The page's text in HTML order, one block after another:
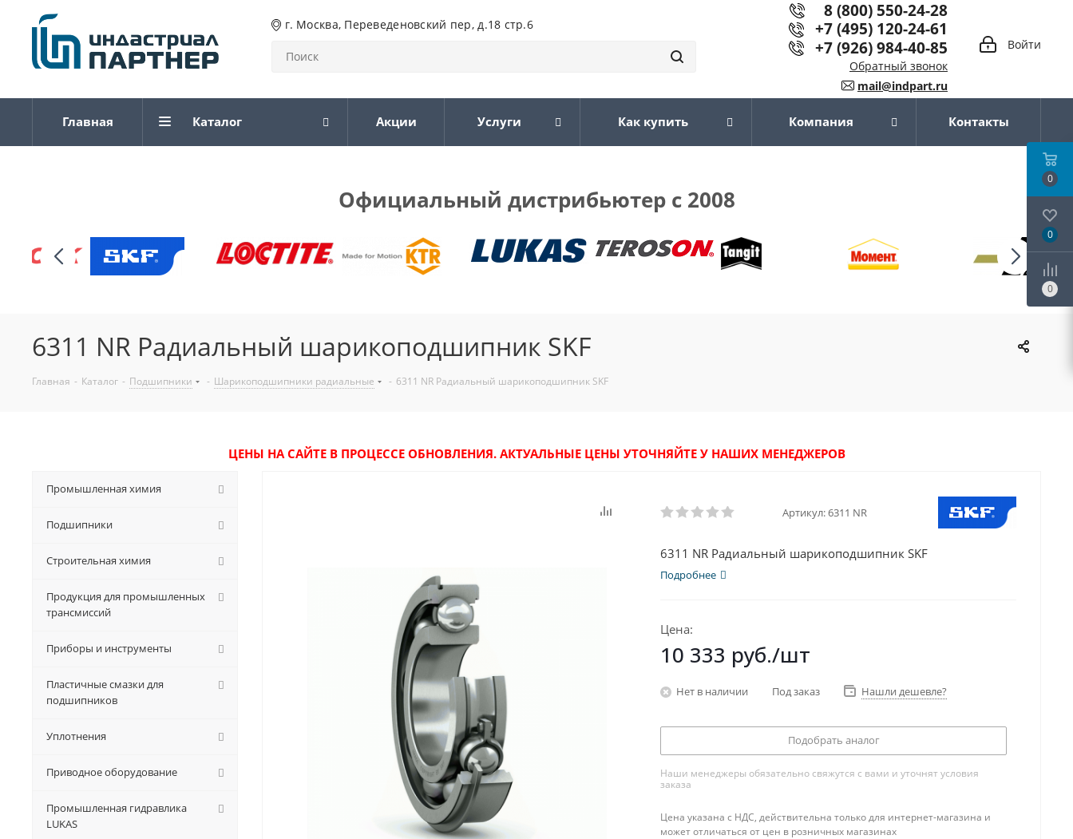
г. Москва, Переведеновский пер, д.18 стр.6
Войти
8 (800) 550-24-28
+7 (495) 120-24-61
+7 (926) 984-40-85
Обратный звонок
mail@indpart.ru
Главная Каталог Акции Услуги Как купить Компания Контакты
Официальный дистрибьютер с 2008
6311 NR Радиальный шарикоподшипник SKF
Главная - Каталог - Подшипники - Шарикоподшипники радиальные - 6311 NR Радиальный шарикоподшипник SKF
ЦЕНЫ НА САЙТЕ В ПРОЦЕССЕ ОБНОВЛЕНИЯ. АКТУАЛЬНЫЕ ЦЕНЫ УТОЧНЯЙТЕ У НАШИХ МЕНЕДЖЕРОВ
Артикул:6311 NR
6311 NR Радиальный шарикоподшипник SKF
Подробнее
Цена:
10 333 руб./шт
Нет в наличии Под заказ Нашли дешевле?
Подобрать аналог
Наши менеджеры обязательно свяжутся с вами и уточнят условия
заказа
Цена указана с НДС, действительна только для интернет-магазина и
может отличаться от цен в розничных магазинах
Промышленная химия
Подшипники
Строительная химия
Продукция для промышленных
трансмиссий
Приборы и инструменты
Пластичные смазки для
подшипников
Уплотнения
Приводное оборудование
Промышленная гидравлика
LUKAS
0
0
0